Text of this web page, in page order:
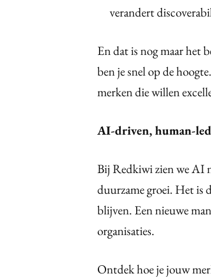
verandert
En dat is nog maar het
ben je snel op de
merken die willen
AI-driven, human-led
Bij Redkiwi zien we AI
duurzame groei. Het is
blijven. Een nieuwe
organisaties.
Ontdek hoe je jouw